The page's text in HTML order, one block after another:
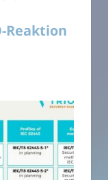
Reaktion